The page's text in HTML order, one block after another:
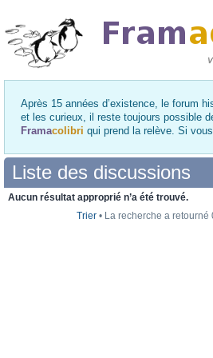
Après 15 années d’existence, le forum
et les curieux, il reste toujours possible
Framacolibri qui prend la relève. Si
Liste des discussions
Aucun résultat approprié n’a été trouvé.
Trier • La recherche a retourné